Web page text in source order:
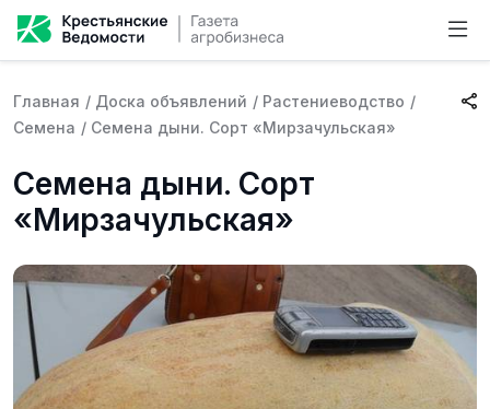
Главная / Доска объявлений / Растениеводство /
Семена / Семена дыни. Сорт «Мирзачульская»
Семена дыни. Сорт
«Мирзачульская»